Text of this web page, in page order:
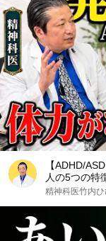
【ADHD/
人の5つの特
精神科医竹内